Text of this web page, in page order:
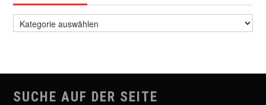
SUCHE AUF DER SEITE